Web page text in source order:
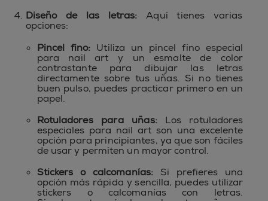
Diseño de las letras: Aquí tienes varias
opciones:
Pincel fino: Utiliza un pincel fino especial
para nail art y un esmalte de color
contrastante para dibujar las letras
directamente sobre tus uñas. Si no tienes
buen pulso, puedes practicar primero en un
papel.
Rotuladores para uñas:Los rotuladores
especiales para nail art son una excelente
opción para principiantes, ya que son fáciles
de usar y permiten un mayor control.
Stickers o calcomanías: Si prefieres una
opción más rápida y sencilla, puedes utilizar
stickers o calcomanías con letras.